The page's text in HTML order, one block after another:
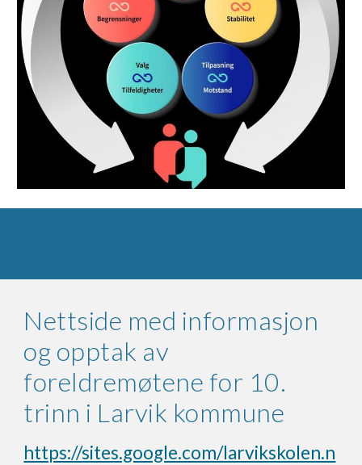
Nettside med informasjon
og opptak av
foreldremøtene for 10.
trinn i Larvik kommune
https://sites.google.com/larvikskolen.n